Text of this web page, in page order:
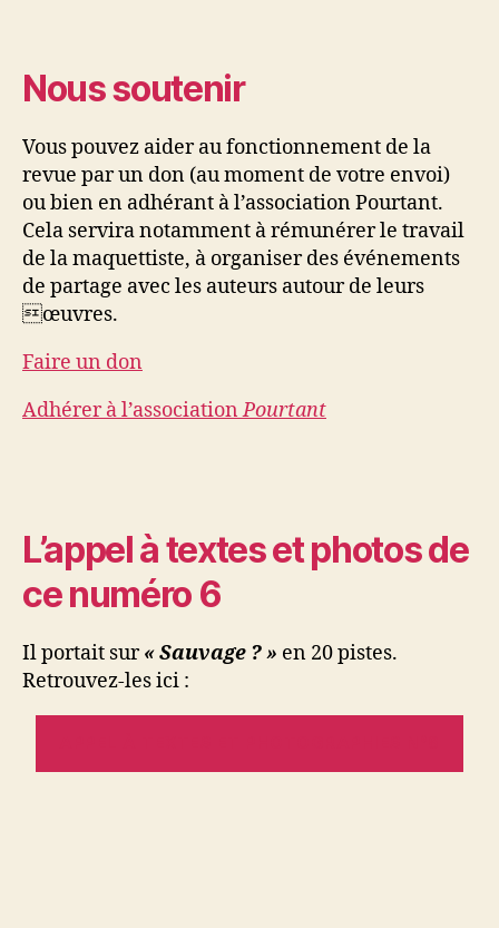
Nous soutenir
Vous pouvez aider au fonctionnement de la
revue par un don (au moment de votre envoi)
ou bien en adhérant à l’association Pourtant.
Cela servira notamment à rémunérer le travail
de la maquettiste, à organiser des événements
de partage avec les auteurs autour de leurs
œuvres.
Faire un don
Adhérer à l’associationPourtant
L’appel à textes et photos de
ce numéro 6
Il portait sur« Sauvage ? » en 20 pistes.
Retrouvez-les ici :